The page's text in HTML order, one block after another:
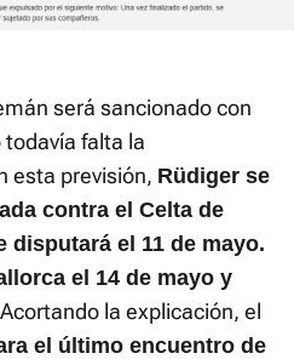
será sancionado con
falta la
esta previsión, Rüdiger se
contra el Celta de
disputará el 11 de mayo.
el 14 de mayo y
Acortando la explicación, el
el último encuentro de